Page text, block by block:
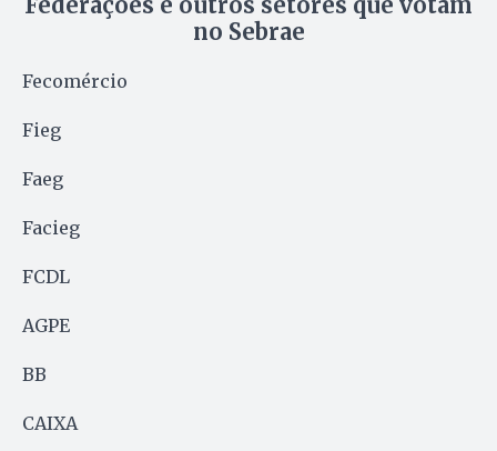
no Sebrae
Fecomércio
Fieg
Faeg
Facieg
FCDL
AGPE
BB
CAIXA